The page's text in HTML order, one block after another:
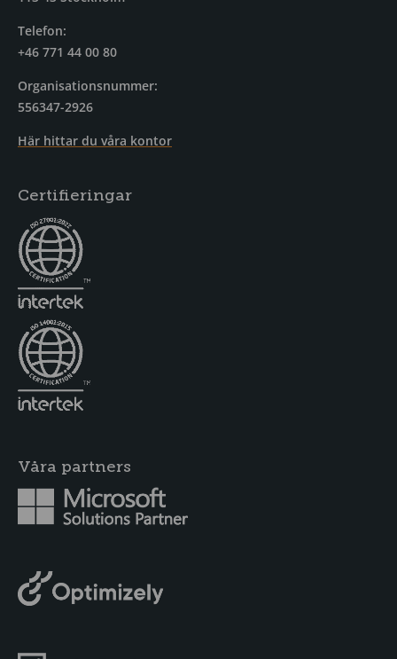
Telefon:
+46 771 44 00 80
Organisationsnummer:
556347-2926
Här hittar du våra kontor
Certifieringar
Våra partners